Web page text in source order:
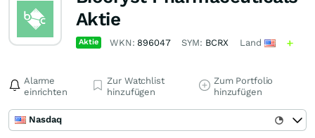
Aktie
Aktie WKN: 896047 SYM: BCRX Land
Alarme
einrichten
Zur Watchlist
hinzufügen
Zum Portfolio
hinzufügen
Nasdaq